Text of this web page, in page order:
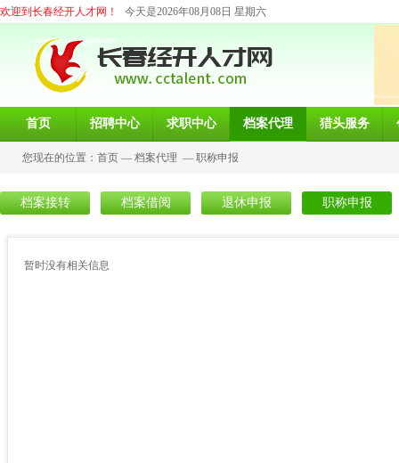
欢迎到长春经开人才网！ 今天是2026年08月08日 星期六
首页 招聘中心 求职中心 档案代理 猎头服务
您现在的位置： 首页 — 档案代理 — 职称申报
档案接转 档案借阅 退休申报 职称申报
暂时没有相关信息